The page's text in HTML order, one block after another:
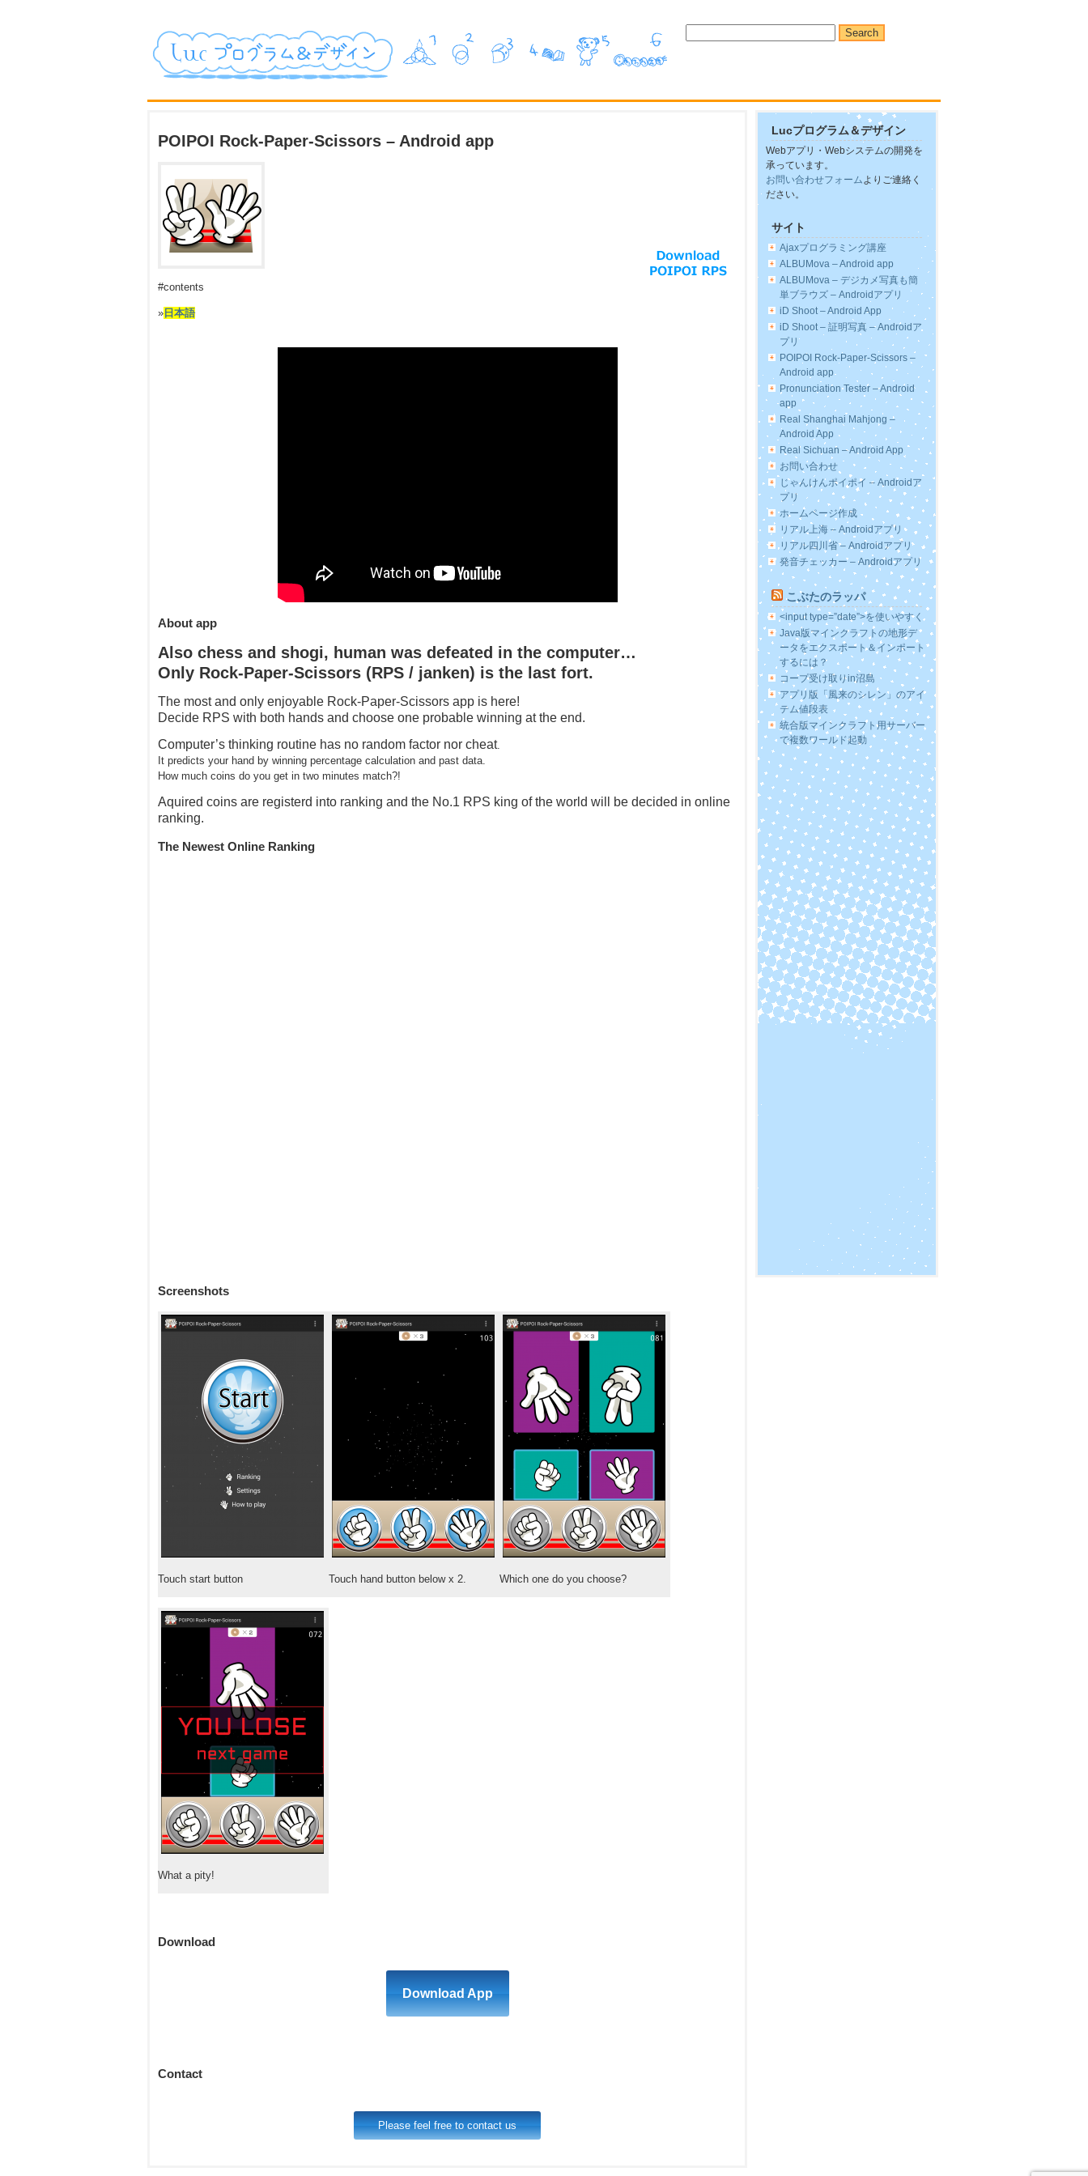
POIPOI Rock-Paper-Scissors – Android app
#contents
» 日本語
About app
Also chess and shogi, human was defeated in the computer…
Only Rock-Paper-Scissors (RPS / janken) is the last fort.
The most and only enjoyable Rock-Paper-Scissors app is here!
Decide RPS with both hands and choose one probable winning at the end.
Computer’s thinking routine has no random factor nor cheat.
It predicts your hand by winning percentage calculation and past data.
How much coins do you get in two minutes match?!
Aquired coins are registerd into ranking and the No.1 RPS king of the world will be decided in online
ranking.
The Newest Online Ranking
Screenshots
Touch start button Touch hand button below x 2. Which one do you choose?
What a pity!
Download
Download App
Contact
Please feel free to contact us
Lucプログラム＆デザイン
Webアプリ・Webシステムの開発を
承っています。
お問い合わせフォームよりご連絡く
ださい。
サイト
Ajaxプログラミング講座
ALBUMova – Android app
ALBUMova – デジカメ写真も簡
単ブラウズ – Androidアプリ
iD Shoot – Android App
iD Shoot – 証明写真 – Androidア
プリ
POIPOI Rock-Paper-Scissors –
Android app
Pronunciation Tester – Android
app
Real Shanghai Mahjong –
Android App
Real Sichuan – Android App
お問い合わせ
じゃんけんポイポイ – Androidア
プリ
ホームページ作成
リアル上海 – Androidアプリ
リアル四川省 – Androidアプリ
発音チェッカー – Androidアプリ
こぶたのラッパ
<input type=”date”>を使いやすく
Java版マインクラフトの地形デ
ータをエクスポート＆インポート
するには？
コープ受け取りin沼島
アプリ版「風来のシレン」のアイ
テム値段表
統合版マインクラフト用サーバー
で複数ワールド起動